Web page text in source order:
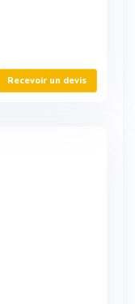
Recevoir un devis